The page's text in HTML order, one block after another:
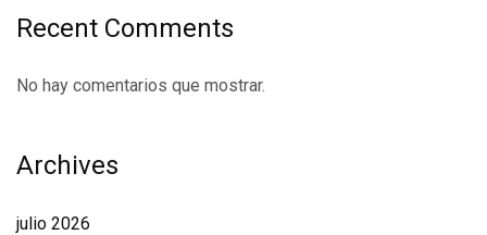
Recent Comments
No hay comentarios que mostrar.
Archives
julio 2026